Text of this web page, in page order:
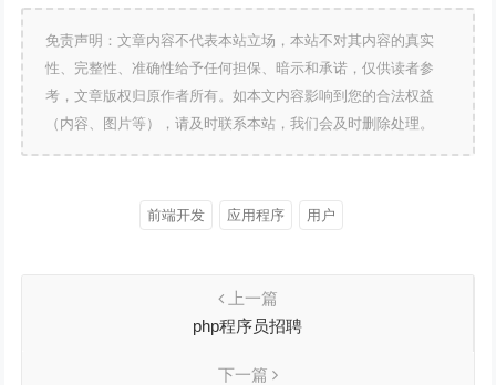
免责声明：文章内容不代表本站立场，本站不对其内容的真实
性、完整性、准确性给予任何担保、暗示和承诺，仅供读者参
考，文章版权归原作者所有。如本文内容影响到您的合法权益
（内容、图片等），请及时联系本站，我们会及时删除处理。
前端开发 应用程序 用户
上一篇
php程序员招聘
下一篇